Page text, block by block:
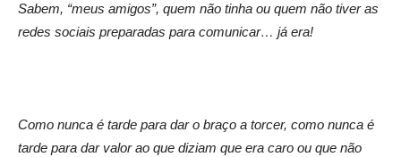
Sabem, “meus amigos”, quem não tinha ou quem não tiver as
redes sociais preparadas para comunicar… já era!
Como nunca é tarde para dar o braço a torcer, como nunca é
tarde para dar valor ao que diziam que era caro ou que não